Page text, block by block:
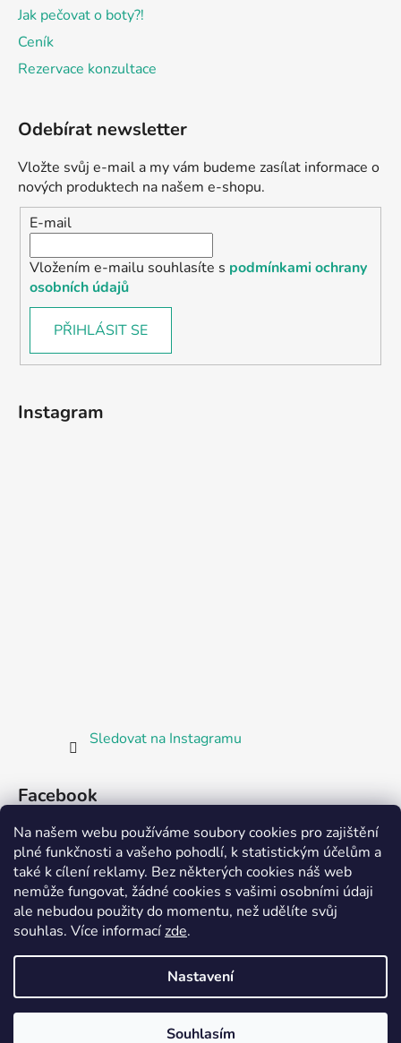
Na našem webu používáme soubory cookies pro zajištění
plné funkčnosti a vašeho pohodlí, k statistickým účelům a
také k cílení reklamy. Bez některých cookies náš web
nemůže fungovat, žádné cookies s vašimi osobními údaji
ale nebudou použity do momentu, než udělíte svůj
souhlas. Více informacízde.
Nastavení
Souhlasím
Jak pečovat o boty?!
Ceník
Rezervace konzultace
Odebírat newsletter
Vložte svůj e-mail a my vám budeme zasílat informace o
nových produktech na našem e-shopu.
E-mail
Vložením e-mailu souhlasíte s podmínkami ochrany
osobních údajů
PŘIHLÁSIT SE
Instagram
Sledovat na Instagramu
Facebook
Partnerská prodejna Barefoot Plzeň
Vytvořil Shoptet
Bosorka Plzeň